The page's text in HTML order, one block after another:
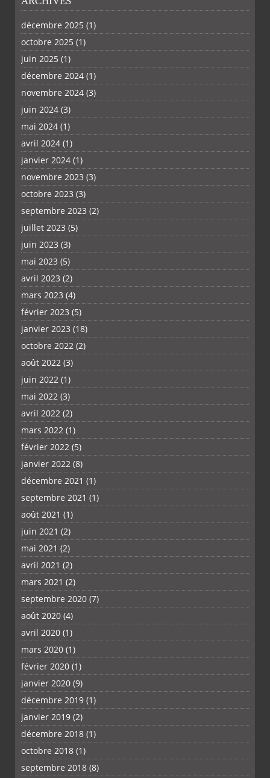
PLUS
décembre 2025 (1)
octobre 2025 (1)
juin 2025 (1)
décembre 2024 (1)
novembre 2024 (3)
juin 2024 (3)
mai 2024 (1)
avril 2024 (1)
janvier 2024 (1)
novembre 2023 (3)
octobre 2023 (3)
septembre 2023 (2)
juillet 2023 (5)
juin 2023 (3)
mai 2023 (5)
avril 2023 (2)
mars 2023 (4)
février 2023 (5)
janvier 2023 (18)
octobre 2022 (2)
août 2022 (3)
juin 2022 (1)
mai 2022 (3)
avril 2022 (2)
mars 2022 (1)
février 2022 (5)
janvier 2022 (8)
décembre 2021 (1)
septembre 2021 (1)
août 2021 (1)
juin 2021 (2)
mai 2021 (2)
avril 2021 (2)
mars 2021 (2)
septembre 2020 (7)
août 2020 (4)
avril 2020 (1)
mars 2020 (1)
février 2020 (1)
janvier 2020 (9)
décembre 2019 (1)
janvier 2019 (2)
décembre 2018 (1)
octobre 2018 (1)
septembre 2018 (8)